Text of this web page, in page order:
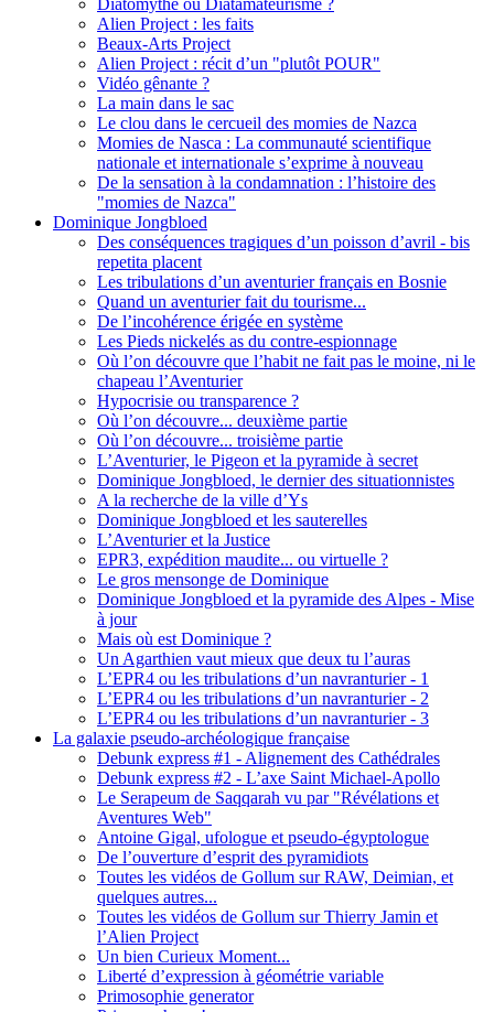
Alien Project : les faits
Beaux-Arts Project
Alien Project : récit d’un "plutôt POUR"
Vidéo gênante ?
La main dans le sac
Le clou dans le cercueil des momies de Nazca
Momies de Nasca : La communauté scientifique
nationale et internationale s’exprime à nouveau
De la sensation à la condamnation : l’histoire des
"momies de Nazca"
Dominique Jongbloed
Des conséquences tragiques d’un poisson d’avril - bis
repetita placent
Les tribulations d’un aventurier français en Bosnie
Quand un aventurier fait du tourisme...
De l’incohérence érigée en système
Les Pieds nickelés as du contre-espionnage
Où l’on découvre que l’habit ne fait pas le moine, ni le
chapeau l’Aventurier
Hypocrisie ou transparence ?
Où l’on découvre... deuxième partie
Où l’on découvre... troisième partie
L’Aventurier, le Pigeon et la pyramide à secret
Dominique Jongbloed, le dernier des situationnistes
A la recherche de la ville d’Ys
Dominique Jongbloed et les sauterelles
L’Aventurier et la Justice
EPR3, expédition maudite... ou virtuelle ?
Le gros mensonge de Dominique
Dominique Jongbloed et la pyramide des Alpes - Mise
à jour
Mais où est Dominique ?
Un Agarthien vaut mieux que deux tu l’auras
L’EPR4 ou les tribulations d’un navranturier - 1
L’EPR4 ou les tribulations d’un navranturier - 2
L’EPR4 ou les tribulations d’un navranturier - 3
La galaxie pseudo-archéologique française
Debunk express #1 - Alignement des Cathédrales
Debunk express #2 - L’axe Saint Michael-Apollo
Le Serapeum de Saqqarah vu par "Révélations et
Aventures Web"
Antoine Gigal, ufologue et pseudo-égyptologue
De l’ouverture d’esprit des pyramidiots
Toutes les vidéos de Gollum sur RAW, Deimian, et
quelques autres...
Toutes les vidéos de Gollum sur Thierry Jamin et
l’Alien Project
Un bien Curieux Moment...
Liberté d’expression à géométrie variable
Primosophie generator